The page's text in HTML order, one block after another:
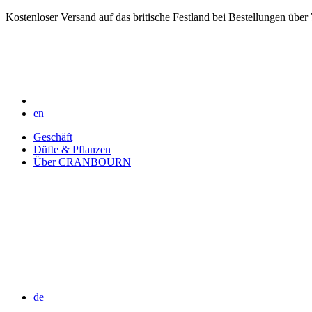
Kostenloser Versand auf das britische Festland bei Bestellungen über
en
Geschäft
Düfte & Pflanzen
Über CRANBOURN
de